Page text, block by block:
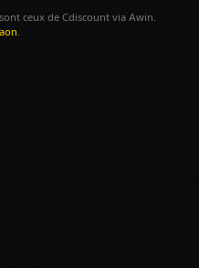
ceux de Cdiscount via Awin.
.